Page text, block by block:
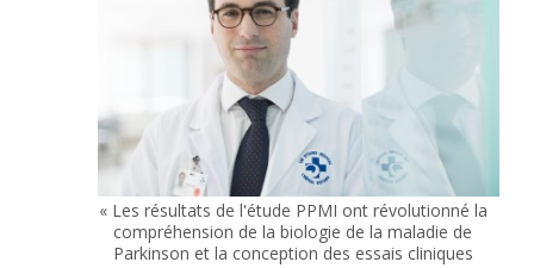
« Les résultats de l'étude PPMI ont révolutionné la
compréhension de la biologie de la maladie de
Parkinson et la conception des essais cliniques